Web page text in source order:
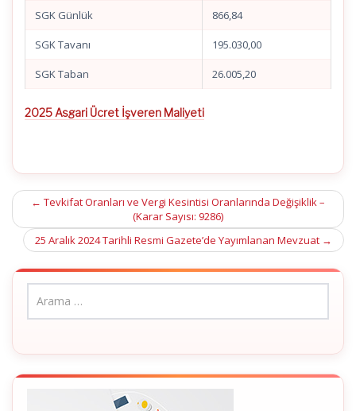
SGK Günlük 866,84
SGK Tavanı 195.030,00
SGK Taban 26.005,20
2025 Asgari Ücret İşveren Maliyeti
Post
navigation
← Tevkifat Oranları ve Vergi Kesintisi Oranlarında Değişiklik –
(Karar Sayısı: 9286)
25 Aralık 2024 Tarihli Resmi Gazete’de Yayımlanan Mevzuat →